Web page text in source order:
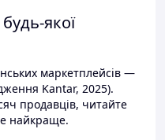
якої
маркетплейсів —
Kantar, 2025).
продавців, читайте
найкраще.